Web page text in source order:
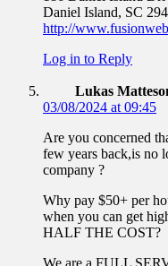
Daniel Island, SC
http://
Log in to Reply
Lukas
03/08/2024 at 09:45
Are you concerned
few years back,is no
company ?
Why pay $50+ per
when you can get
HALF THE COST?